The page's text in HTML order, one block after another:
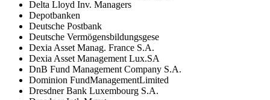
Delta Lloyd Inv. Managers
Depotbanken
Deutsche Postbank
Deutsche Vermögensbildungsgese
Dexia Asset Manag. France S.A.
Dexia Asset Management Lux.SA
DnB Fund Management Company S.A.
Dominion FundManagementLimited
Dresdner Bank Luxembourg S.A.